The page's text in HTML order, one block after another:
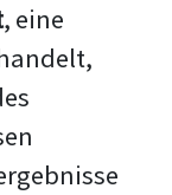
, eine